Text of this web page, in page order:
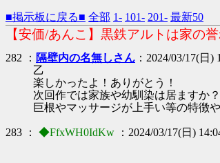
■掲示板に戻る■ 全部 1- 101- 201- 最新50
【安価/あんこ】黒鉄アルトは家の
282 ： 隔壁内の名無しさん ：2024/03/17(日
乙
楽しかったよ！ありがとう！
次回作では家族や幼馴染は居ますか
巨根やマッサージが上手い等の特徴
283 ： ◆FfxWH0IdKw ：2024/03/17(日)